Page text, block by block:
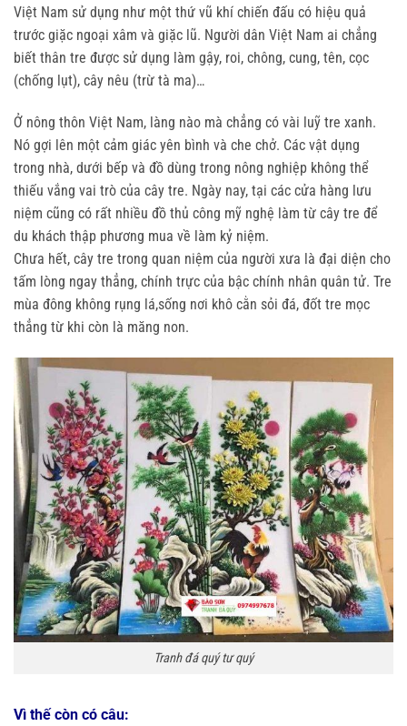
Việt Nam sử dụng như một thứ vũ khí chiến đấu có hiệu quả
trước giặc ngoại xâm và giặc lũ. Người dân Việt Nam ai chẳng
biết thân tre được sử dụng làm gậy, roi, chông, cung, tên, cọc
(chống lụt), cây nêu (trừ tà ma)…
Ở nông thôn Việt Nam, làng nào mà chẳng có vài luỹ tre xanh.
Nó gợi lên một cảm giác yên bình và che chở. Các vật dụng
trong nhà, dưới bếp và đồ dùng trong nông nghiệp không thể
thiếu vắng vai trò của cây tre. Ngày nay, tại các cửa hàng lưu
niệm cũng có rất nhiều đồ thủ công mỹ nghệ làm từ cây tre để
du khách thập phương mua về làm kỷ niệm.
Chưa hết, cây tre trong quan niệm của người xưa là đại diện cho
tấm lòng ngay thẳng, chính trực của bậc chính nhân quân tử. Tre
mùa đông không rụng lá,sống nơi khô cằn sỏi đá, đốt tre mọc
thẳng từ khi còn là măng non.
Tranh đá quý tư quý
Vì thế còn có câu: